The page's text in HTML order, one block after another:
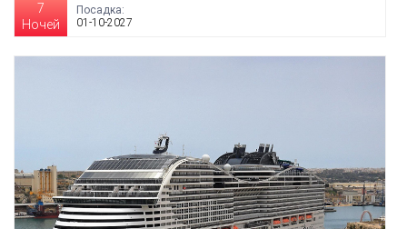
7
Ночей
Посадка:
01-10-2027